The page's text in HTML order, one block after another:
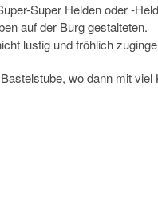
Super Helden oder -
auf der Burg gestalteten.
lustig und fröhlich
wo dann mit